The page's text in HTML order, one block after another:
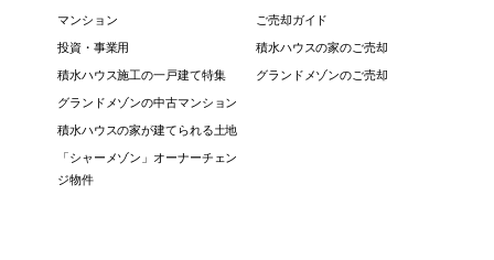
マンション
投資・事業用
積水ハウス施工の一戸建て特集
グランドメゾンの中古マンション
積水ハウスの家が建てられる土地
「シャーメゾン」オーナーチェン
ジ物件
ご売却ガイド
積水ハウスの家のご売却
グランドメゾンのご売却